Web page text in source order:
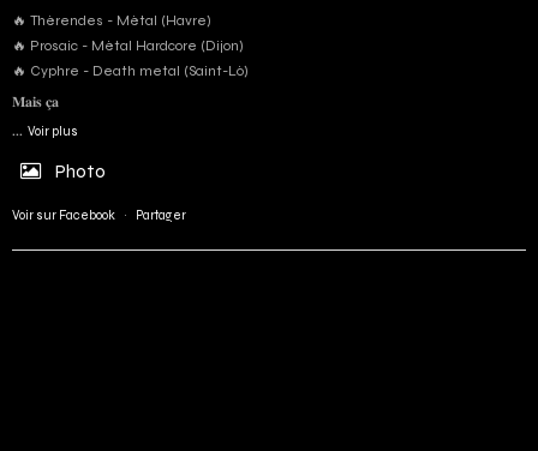
🔥 Thérendes - Métal (Havre)
🔥 Prosaic - Métal Hardcore (Dijon)
🔥 Cyphre - Death metal (Saint-Lô)
𝐌𝐚𝐢𝐬 𝐜̧𝐚
... Voir plus
Photo
Voir sur Facebook · Partager